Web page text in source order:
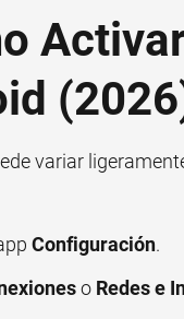
variar
Configuración.
o Redes e